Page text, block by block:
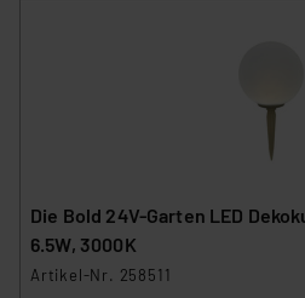
Die Bold 24V-Garten LED
6.5W, 3000K
Artikel-Nr. 258511